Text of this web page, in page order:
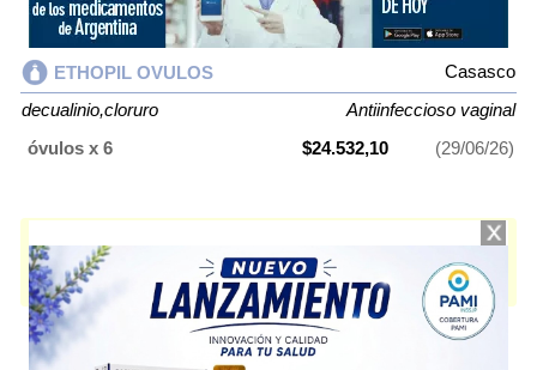
ETHOPIL OVULOS
Casasco
decualinio,cloruro
Antiinfeccioso vaginal
óvulos x 6
$24.532,10 (29/06/26)
Antiinfeccioso vaginal
. Es producido porCasasco
y cuenta con 1
presentación disponible.
Explorar más